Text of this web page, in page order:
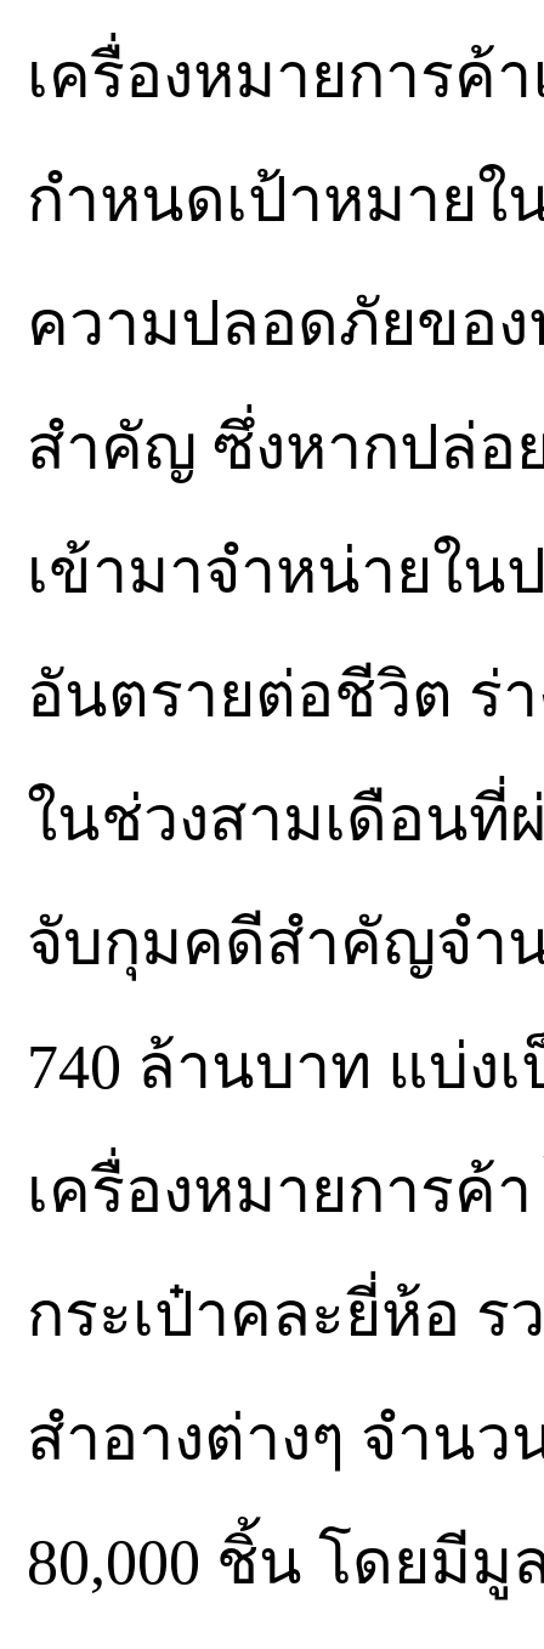
เครื่องหมายการค้
กำหนดเป้าหมายใ
ความปลอดภัยของ
สำคัญ ซึ่งหากปล่อ
เข้ามาจำหน่ายใน
อันตรายต่อชีวิต ร่
ในช่วงสามเดือนที่
จับกุมคดีสำคัญจำ
740 ล้านบาท แบ่ง
เครื่องหมายการค้
กระเป๋าคละยี่ห้อ ร
สำอางต่างๆ จำน
80,000 ชิ้น โดยมีมู